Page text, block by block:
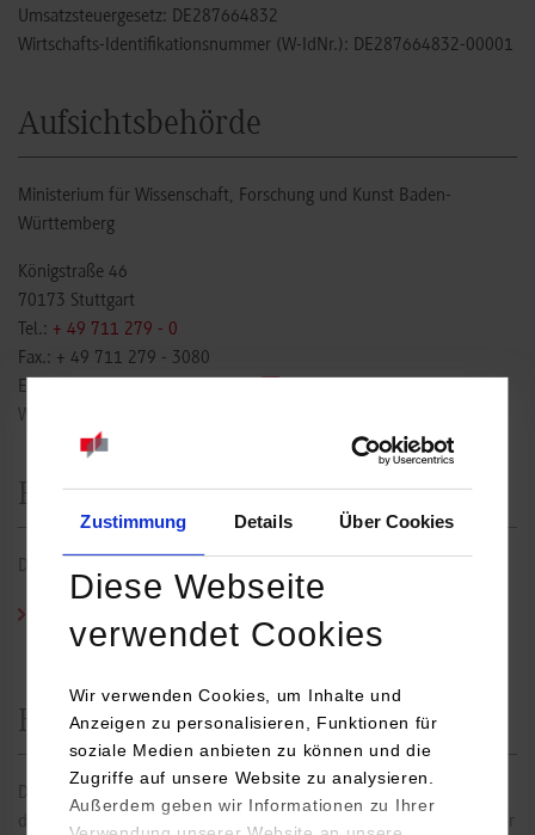
Zustimmung Details Über Cookies
Diese Webseite
verwendet Cookies
Wir verwenden Cookies, um Inhalte und
Anzeigen zu personalisieren, Funktionen für
soziale Medien anbieten zu können und die
Zugriffe auf unsere Website zu analysieren.
Außerdem geben wir Informationen zu Ihrer
Umsatzsteuergesetz: DE287664832
Wirtschafts-Identifikationsnummer (W-IdNr.): DE287664832-00001
Aufsichtsbehörde
Ministerium für Wissenschaft, Forschung und Kunst Baden-
Württemberg
Königstraße 46
70173 Stuttgart
Tel.: + 49 711 279 - 0
Fax.: + 49 711 279 - 3080
E-Mail:
Website:
Redaktionelle Verantwortung
Die redaktionelle Verantwortlichkeit für die Inhalte liegt bei:
Mail:falko.koetter@dhbw-stuttgart.de
Haftungsausschluss
Die Inhalte dieser Seiten wurden mit größter Sorgfalt erstellt. Für
die Richtigkeit, Vollständigkeit und Aktualität der Inhalte können wir